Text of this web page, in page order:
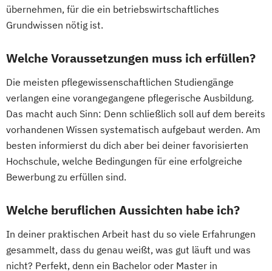
übernehmen, für die ein betriebswirtschaftliches
Grundwissen nötig ist.
Welche Voraussetzungen muss ich erfüllen?
Die meisten pflegewissenschaftlichen Studiengänge
verlangen eine vorangegangene pflegerische Ausbildung.
Das macht auch Sinn: Denn schließlich soll auf dem bereits
vorhandenen Wissen systematisch aufgebaut werden. Am
besten informierst du dich aber bei deiner favorisierten
Hochschule, welche Bedingungen für eine erfolgreiche
Bewerbung zu erfüllen sind.
Welche beruflichen Aussichten habe ich?
In deiner praktischen Arbeit hast du so viele Erfahrungen
gesammelt, dass du genau weißt, was gut läuft und was
nicht? Perfekt, denn ein Bachelor oder Master in